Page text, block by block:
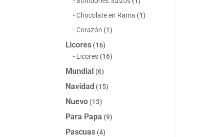
Chocolate en Rama (1)
Corazón (1)
Licores (16)
Licores (16)
Mundial (6)
Navidad (15)
Nuevo (13)
Para Papa (9)
Pascuas (4)